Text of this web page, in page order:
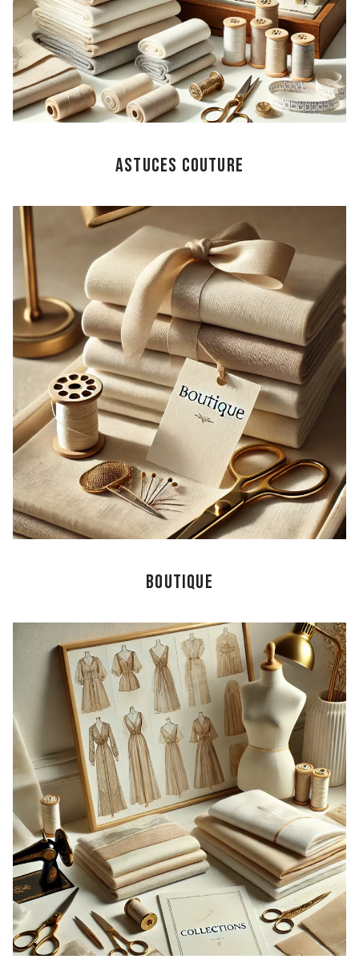
astuces couture
boutique